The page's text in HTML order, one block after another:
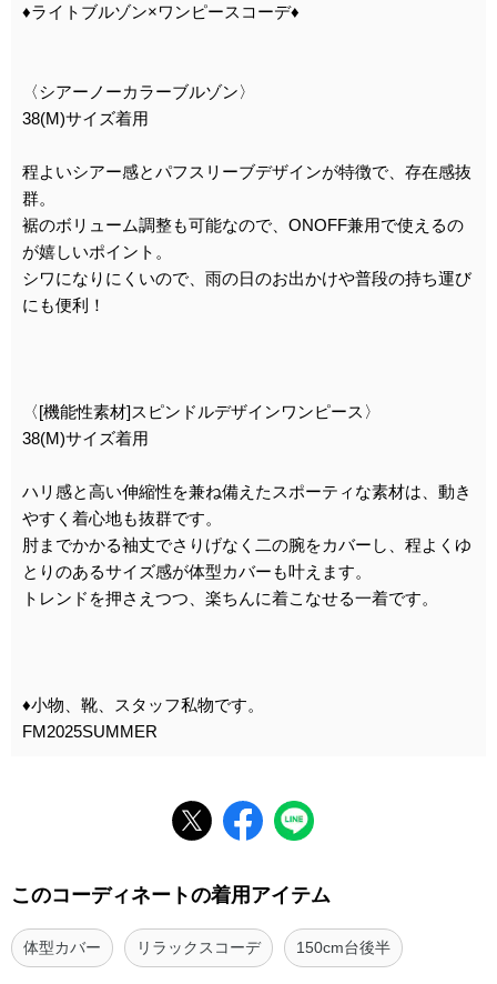
♦︎ライトブルゾン×ワンピースコーデ♦︎
〈シアーノーカラーブルゾン〉
38(M)サイズ着用
程よいシアー感とパフスリーブデザインが特徴で、存在感抜
群。
裾のボリューム調整も可能なので、ONOFF兼用で使えるの
が嬉しいポイント。
シワになりにくいので、雨の日のお出かけや普段の持ち運び
にも便利！
〈[機能性素材]スピンドルデザインワンピース〉
38(M)サイズ着用
ハリ感と高い伸縮性を兼ね備えたスポーティな素材は、動き
やすく着心地も抜群です。
肘までかかる袖丈でさりげなく二の腕をカバーし、程よくゆ
とりのあるサイズ感が体型カバーも叶えます。
トレンドを押さえつつ、楽ちんに着こなせる一着です。
♦︎小物、靴、スタッフ私物です。
FM2025SUMMER
このコーディネートの着用アイテム
体型カバー リラックスコーデ 150cm台後半